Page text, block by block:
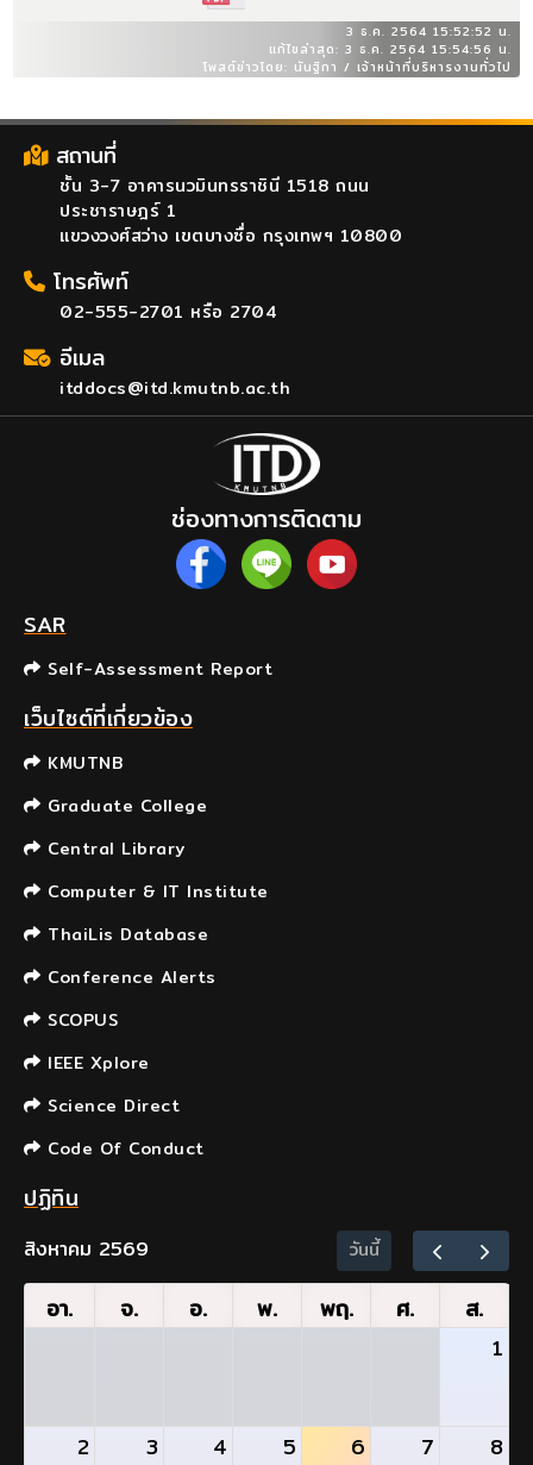
3 ธ.ค. 2564 15:52:52 น.
แก้ไขล่าสุด: 3 ธ.ค. 2564 15:54:56 น.
โพสต์ข่าวโดย: นันฐิกา / เจ้าหน้าที่บริหารงานทั่วไป
สถานที่
ชั้น 3-7 อาคารนวมินทรราชินี 1518 ถนน
ประชาราษฎร์ 1
แขวงวงศ์สว่าง เขตบางซื่อ กรุงเทพฯ 10800
โทรศัพท์
02-555-2701 หรือ 2704
อีเมล
itddocs@itd.kmutnb.ac.th
ช่องทางการติดตาม
SAR
Self-Assessment Report
เว็บไซต์ที่เกี่ยวข้อง
KMUTNB
Graduate College
Central Library
Computer & IT Institute
ThaiLis Database
Conference Alerts
SCOPUS
IEEE Xplore
Science Direct
Code Of Conduct
ปฏิทิน
สิงหาคม 2569 วันนี้
อา. จ. อ. พ. พฤ. ศ. ส.
1
2 3 4 5 6 7 8